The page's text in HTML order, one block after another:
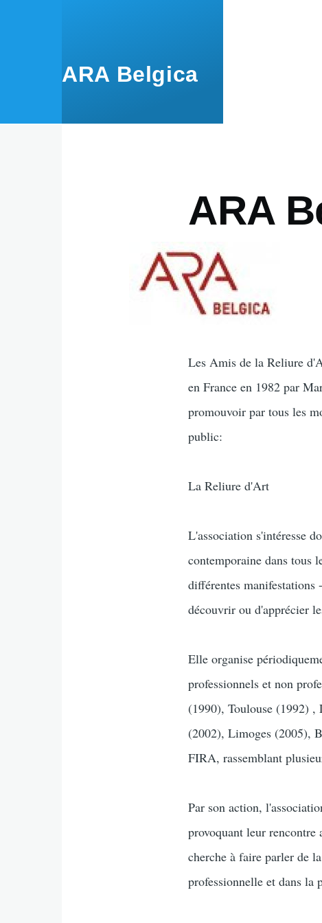
ARA Belgica
ARA
Les Amis de la Reliure
en France en 1982 par
promouvoir par tous les
public:
La Reliure d'Art
L'association s'intéresse
contemporaine dans tous
différentes manifestations
découvrir ou d'apprécier
Elle organise
professionnels et non
(1990), Toulouse (1992)
(2002), Limoges (2005),
FIRA, rassemblant
Par son action,
provoquant leur
cherche à faire parler de
professionnelle et dans la